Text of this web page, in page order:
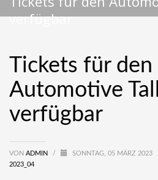
verfügbar
Tickets für den
Automotive
verfügbar
VON ADMIN / SONNTAG, 05 MÄRZ 2023
2023_04